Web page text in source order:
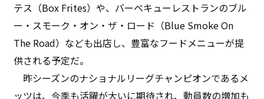
テス（Box Frites）や、バーベキューレストランのブル
ー・スモーク・オン・ザ・ロード（Blue Smoke On
The Road）なども出店し、豊富なフードメニューが提
供される予定だ。
昨シーズンのナショナルリーグチャンピオンであるメ
ッツは、今季も活躍が大いに期待され、動員数の増加も